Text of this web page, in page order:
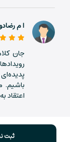
ا م
جان
باشیم.
اعتقاد
ثبت